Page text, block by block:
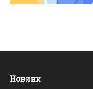
Новини